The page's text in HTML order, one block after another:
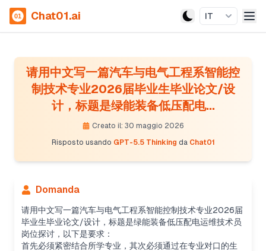
Chat01.ai IT
请用中文写一篇汽车与电气工程系智能控
制技术专业2026届毕业生毕业论文/设
计，标题是绿能装备低压配电...
Creato il: 30 maggio 2026
Risposto usando GPT-5.5 Thinking da Chat01
Domanda
请用中文写一篇汽车与电气工程系智能控制技术专业2026届
毕业生毕业论文/设计，标题是绿能装备低压配电运维技术员
岗位探讨，以下是要求：
首先必须紧密结合所学专业，其次必须通过在专业对口的生